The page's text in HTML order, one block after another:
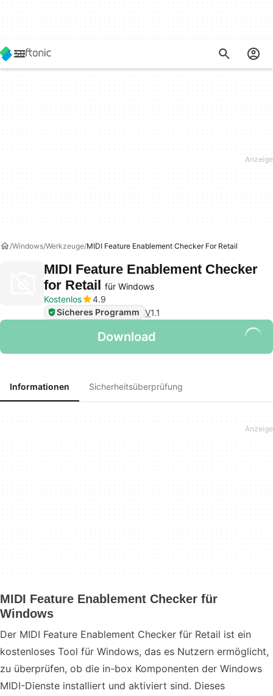
Windows Werkzeuge MIDI Feature Enablement Checker For Retail
MIDI Feature Enablement Checker
for Retail für Windows
Kostenlos
4.9
Sicheres Programm V1.1
Download
Informationen Sicherheitsüberprüfung
MIDI Feature Enablement Checker für
Windows
Der MIDI Feature Enablement Checker für Retail ist ein
kostenloses Tool für Windows, das es Nutzern ermöglicht,
zu überprüfen, ob die in-box Komponenten der Windows
MIDI-Dienste installiert und aktiviert sind. Dieses